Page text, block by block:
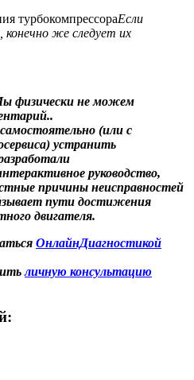
Если
же следует их
физически не можем
.
(или с
устранить
руководство,
причины неисправностей
пути достижения
двигателя.
ОнлайнДиагностикой
личную консультацию